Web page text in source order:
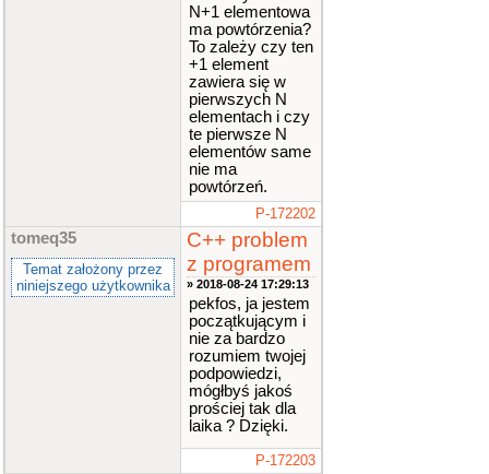
boolsym(
int *tab
)
{
for(
i
nti= 0 ;
i<r/ 2 ;
i++ ) //cz
y tutaj mo
ze byc i <
r czy i <
r/2 ???
{
if
( ! (tab[
i] ==tab
[r- 1 -
i] )
)
return
false;
}
return
true ;
}
N+1 elementowa
ma powtórzenia?
To zależy czy ten
+1 element
zawiera się w
pierwszych N
elementach i czy
te pierwsze N
elementów same
nie ma
powtórzeń.
P-172202
tomeq35
Temat założony przez
niniejszego użytkownika
C++ problem
z programem
» 2018-08-24 17:29:13
pekfos, ja jestem
początkującym i
nie za bardzo
rozumiem twojej
podpowiedzi,
mógłbyś jakoś
prościej tak dla
laika ? Dzięki.
P-172203